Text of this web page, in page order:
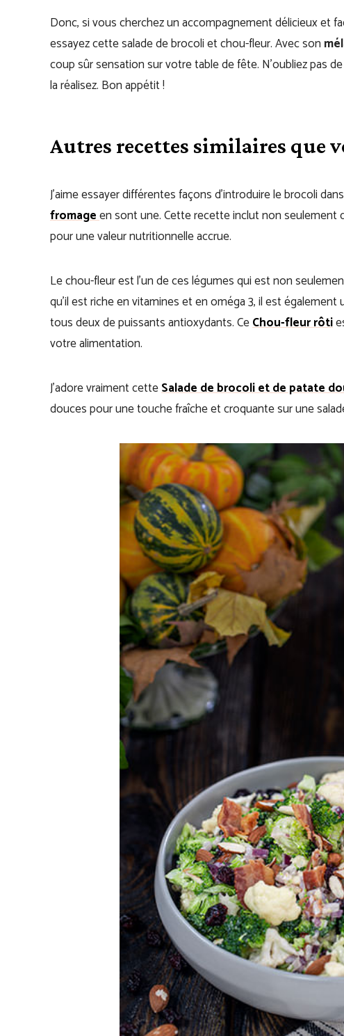
Donc, si vous cherchez un accompagnement délicieux et
essayez cette salade de brocoli et chou-fleur. Avec son
coup sûr sensation sur votre table de fête. N’oubliez pas
la réalisez. Bon appétit !
Autres recettes similaires que
J’aime essayer différentes façons d’introduire le brocoli
fromageen sont une. Cette recette inclut non seulement
pour une valeur nutritionnelle accrue.
Le chou-fleur est l’un de ces légumes qui est non
qu’il est riche en vitamines et en oméga 3, il est
tous deux de puissants antioxydants. CeChou-fleur rôti
votre alimentation.
J’adore vraiment cetteSalade de brocoli et de patate
douces pour une touche fraîche et croquante sur une